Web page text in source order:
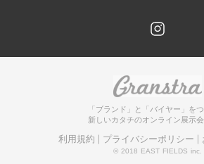
「ブランド」と「バイヤー」をつ
新しいカタチのオンライン展示会
利用規約 プライバシーポリシー
© 2018 EAST FIELDS inc.